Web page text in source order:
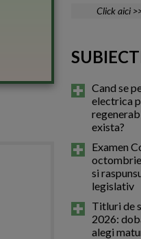
Click aici
Cand se
electrica
exista?
Examen
si
legislativ
Titluri de
2026:
alegi